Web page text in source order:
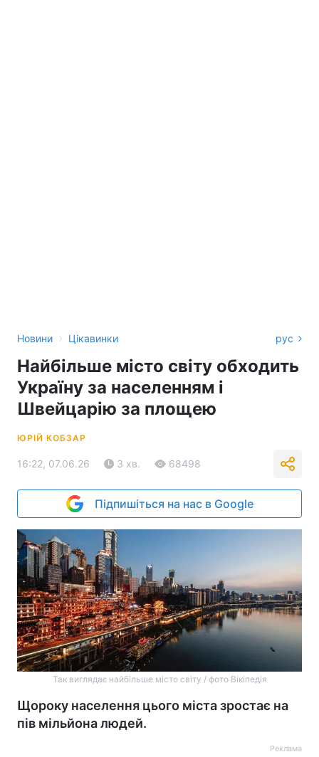
Новини › Цікавинки рус
Найбільше місто світу обходить
Україну за населенням і
Швейцарію за площею
ЮРІЙ КОБЗАР
16:22, 07.06.26 3 хв. 68498
Підпишіться на нас в Google
Так виглядає найбільше місто світу / фото Вікіпедія
Щороку населення цього міста зростає на
пів мільйона людей.
Реклама